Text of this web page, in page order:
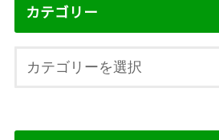
カテゴリー